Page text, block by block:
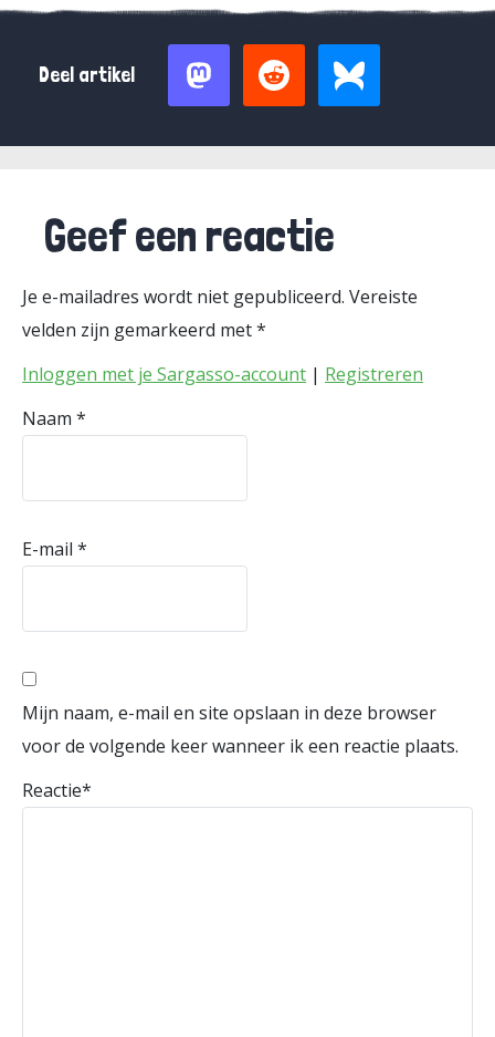
Deel artikel
Geef een reactie
Je e-mailadres wordt niet gepubliceerd. Vereiste
velden zijn gemarkeerd met*
Inloggen met je Sargasso-account | Registreren
Naam *
E-mail *
Mijn naam, e-mail en site opslaan in deze browser
voor de volgende keer wanneer ik een reactie plaats.
Reactie*